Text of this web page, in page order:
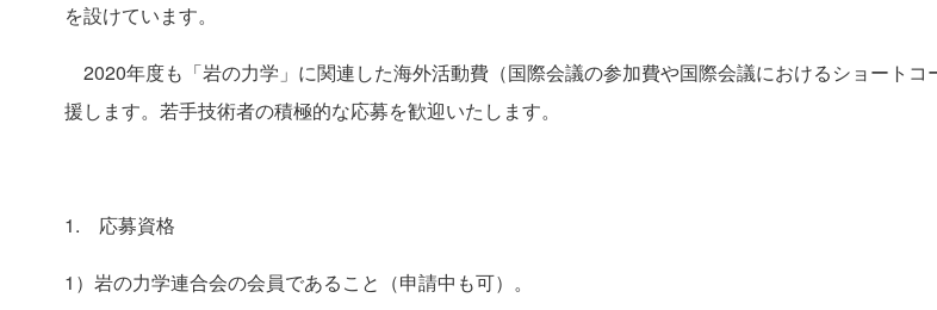
を設けています。
2020年度も「岩の力学」に関連した海外活動費（国際会議の参加費や国際会議におけるショートコ
援します。若手技術者の積極的な応募を歓迎いたします。
1. 応募資格
1）岩の力学連合会の会員であること（申請中も可）。